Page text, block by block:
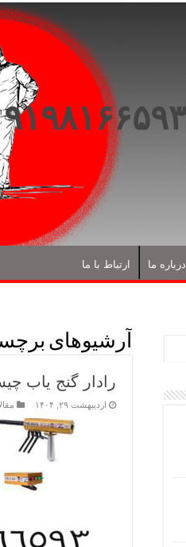
درباره ما ارتباط با ما
آرشیوهای
رادار گنج‌ یاب
اردیبهشت ۲۹, ۱۴۰۴